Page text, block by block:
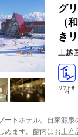
グ
（
き
上越
リフト券
付
ートホテル。自家源泉
めます。館内はお土